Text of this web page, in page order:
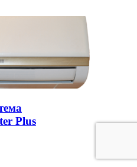
Plus